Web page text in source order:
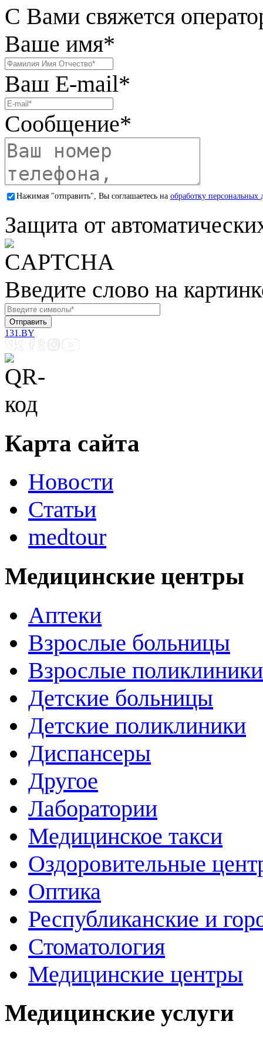
С Вами свяжется
Ваше имя*
Ваш E-mail*
Сообщение*
Нажимая "отправить", Вы соглашаетесь на обработку персональных
Защита от
Введите слово на
131.BY
Карта сайта
Новости
Статьи
medtour
Медицинские центры
Аптеки
Взрослые больницы
Взрослые поликлиники
Детские больницы
Детские поликлиники
Диспансеры
Другое
Лаборатории
Медицинское такси
Оздоровительные
Оптика
Республиканские и
Стоматология
Медицинские центры
Медицинские услуги